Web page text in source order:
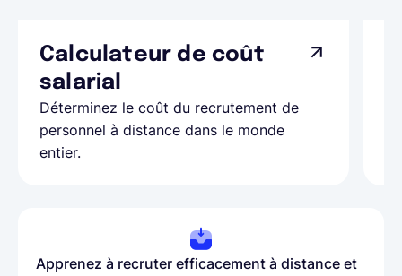
Calculateur de coût
salarial
Déterminez le coût du recrutement de
personnel à distance dans le monde
entier.
Apprenez à recruter efficacement à distance et